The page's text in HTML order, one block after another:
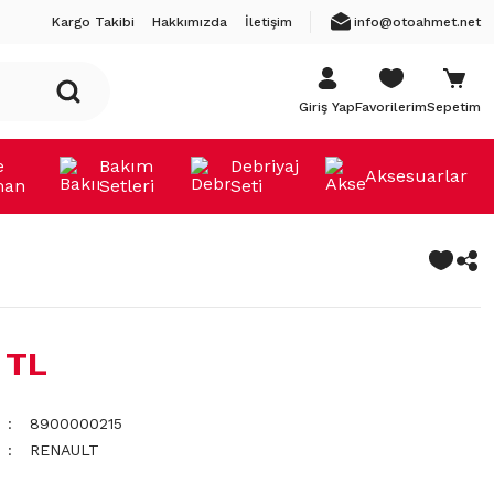
Kargo Takibi Hakkımızda İletişim info@otoahmet.net
Giriş YapFavorilerimSepetim
Bakım
Setleri
Debriyaj
Seti
Aksesuarlar
8900000215
RENAULT